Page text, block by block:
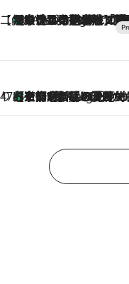
【CREA×星野リゾート】唯一無二。癒しと発見が待
9 Hours Ago
【トンボの足水浴】ヒノキの香りに包まれて涼感マックス！約13℃の湧水かけ流しを避暑地「星野温泉 トン
47都道府県の手みやげ ひんやりスイーツで夏を満喫
11 Hours Ago
【京都府】この夏絶対食べたい 冷やしておいしいおやつ3選 ひと口目から心を掴む新緑